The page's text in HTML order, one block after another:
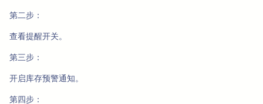
第二步：
查看提醒开关。
第三步：
开启库存预警通知。
第四步：